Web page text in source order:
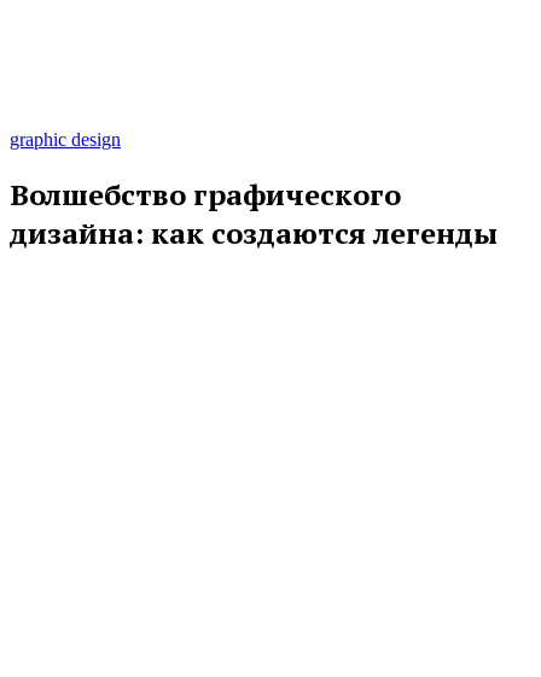
graphic design
Волшебство графического
дизайна: как создаются легенды